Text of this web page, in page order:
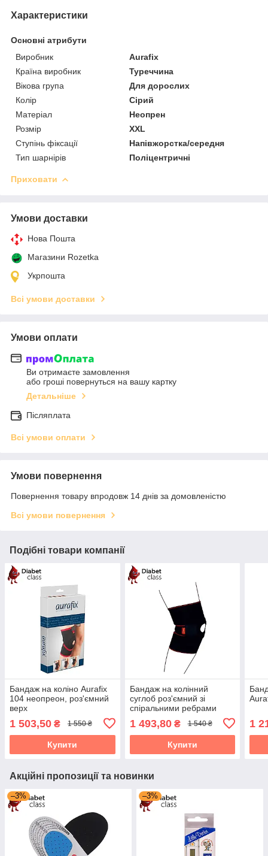
Характеристики
Основні атрибути
Виробник
Aurafix
Країна виробник
Туреччина
Вікова група
Для дорослих
Колір
Сірий
Матеріал
Неопрен
Розмір
XXL
Ступінь фіксації
Напівжорстка/середня
Тип шарнірів
Поліцентричні
Приховати
Умови доставки
Нова Пошта
Магазини Rozetka
Укрпошта
Всі умови доставки
Умови оплати
Ви отримаєте замовлення
або гроші повернуться на вашу картку
Детальніше
Післяплата
Всі умови оплати
Умови повернення
Повернення товару впродовж 14 днів за домовленістю
Всі умови повернення
Подібні товари компанії
Бандаж на коліно Aurafix
104 неопреон, роз'ємний
верх
1 503,50 ₴ 1 550 ₴
Купити
Бандаж на колінний
суглоб роз'ємний зі
спіральними ребрами
жорсткості R6201, розмір
M
1 493,80₴ 1 540 ₴
Купити
1
Акційні пропозиції та новинки
–3% –3%